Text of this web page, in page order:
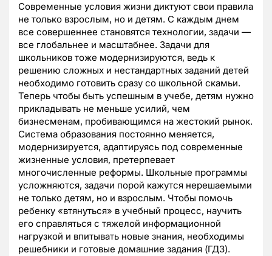
Современные условия жизни диктуют свои правила
не только взрослым, но и детям. С каждым днем
все совершеннее становятся технологии, задачи —
все глобальнее и масштабнее. Задачи для
школьников тоже модернизируются, ведь к
решению сложных и нестандартных заданий детей
необходимо готовить сразу со школьной скамьи.
Теперь чтобы быть успешным в учебе, детям нужно
прикладывать не меньше усилий, чем
бизнесменам, пробивающимся на жестокий рынок.
Система образования постоянно меняется,
модернизируется, адаптируясь под современные
жизненные условия, претерпевает
многочисленные реформы. Школьные программы
усложняются, задачи порой кажутся нерешаемыми
не только детям, но и взрослым. Чтобы помочь
ребенку «втянуться» в учебный процесс, научить
его справляться с тяжелой информационной
нагрузкой и впитывать новые знания, необходимы
решебники и готовые домашние задания (ГДЗ).